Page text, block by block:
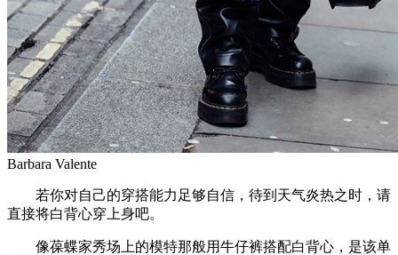
Barbara Valente
若你对自己的穿搭能力足够自信，待到天气炎热之时，请
直接将白背心穿上身吧。
像葆蝶家秀场上的模特那般用牛仔裤搭配白背心，是该单